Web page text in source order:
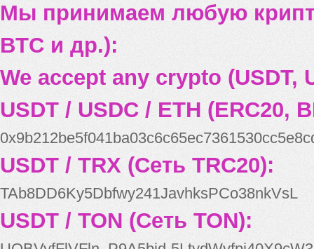
Мы принимаем любую
BTC и др.):
We accept any crypto (USDT,
USDT / USDC / ETH (ERC20,
USDT / TRX (Сеть TRC20):
TAb8DD6Ky5Dbfwy241JavhksPCo38nkVsL
USDT / TON (Сеть TON):